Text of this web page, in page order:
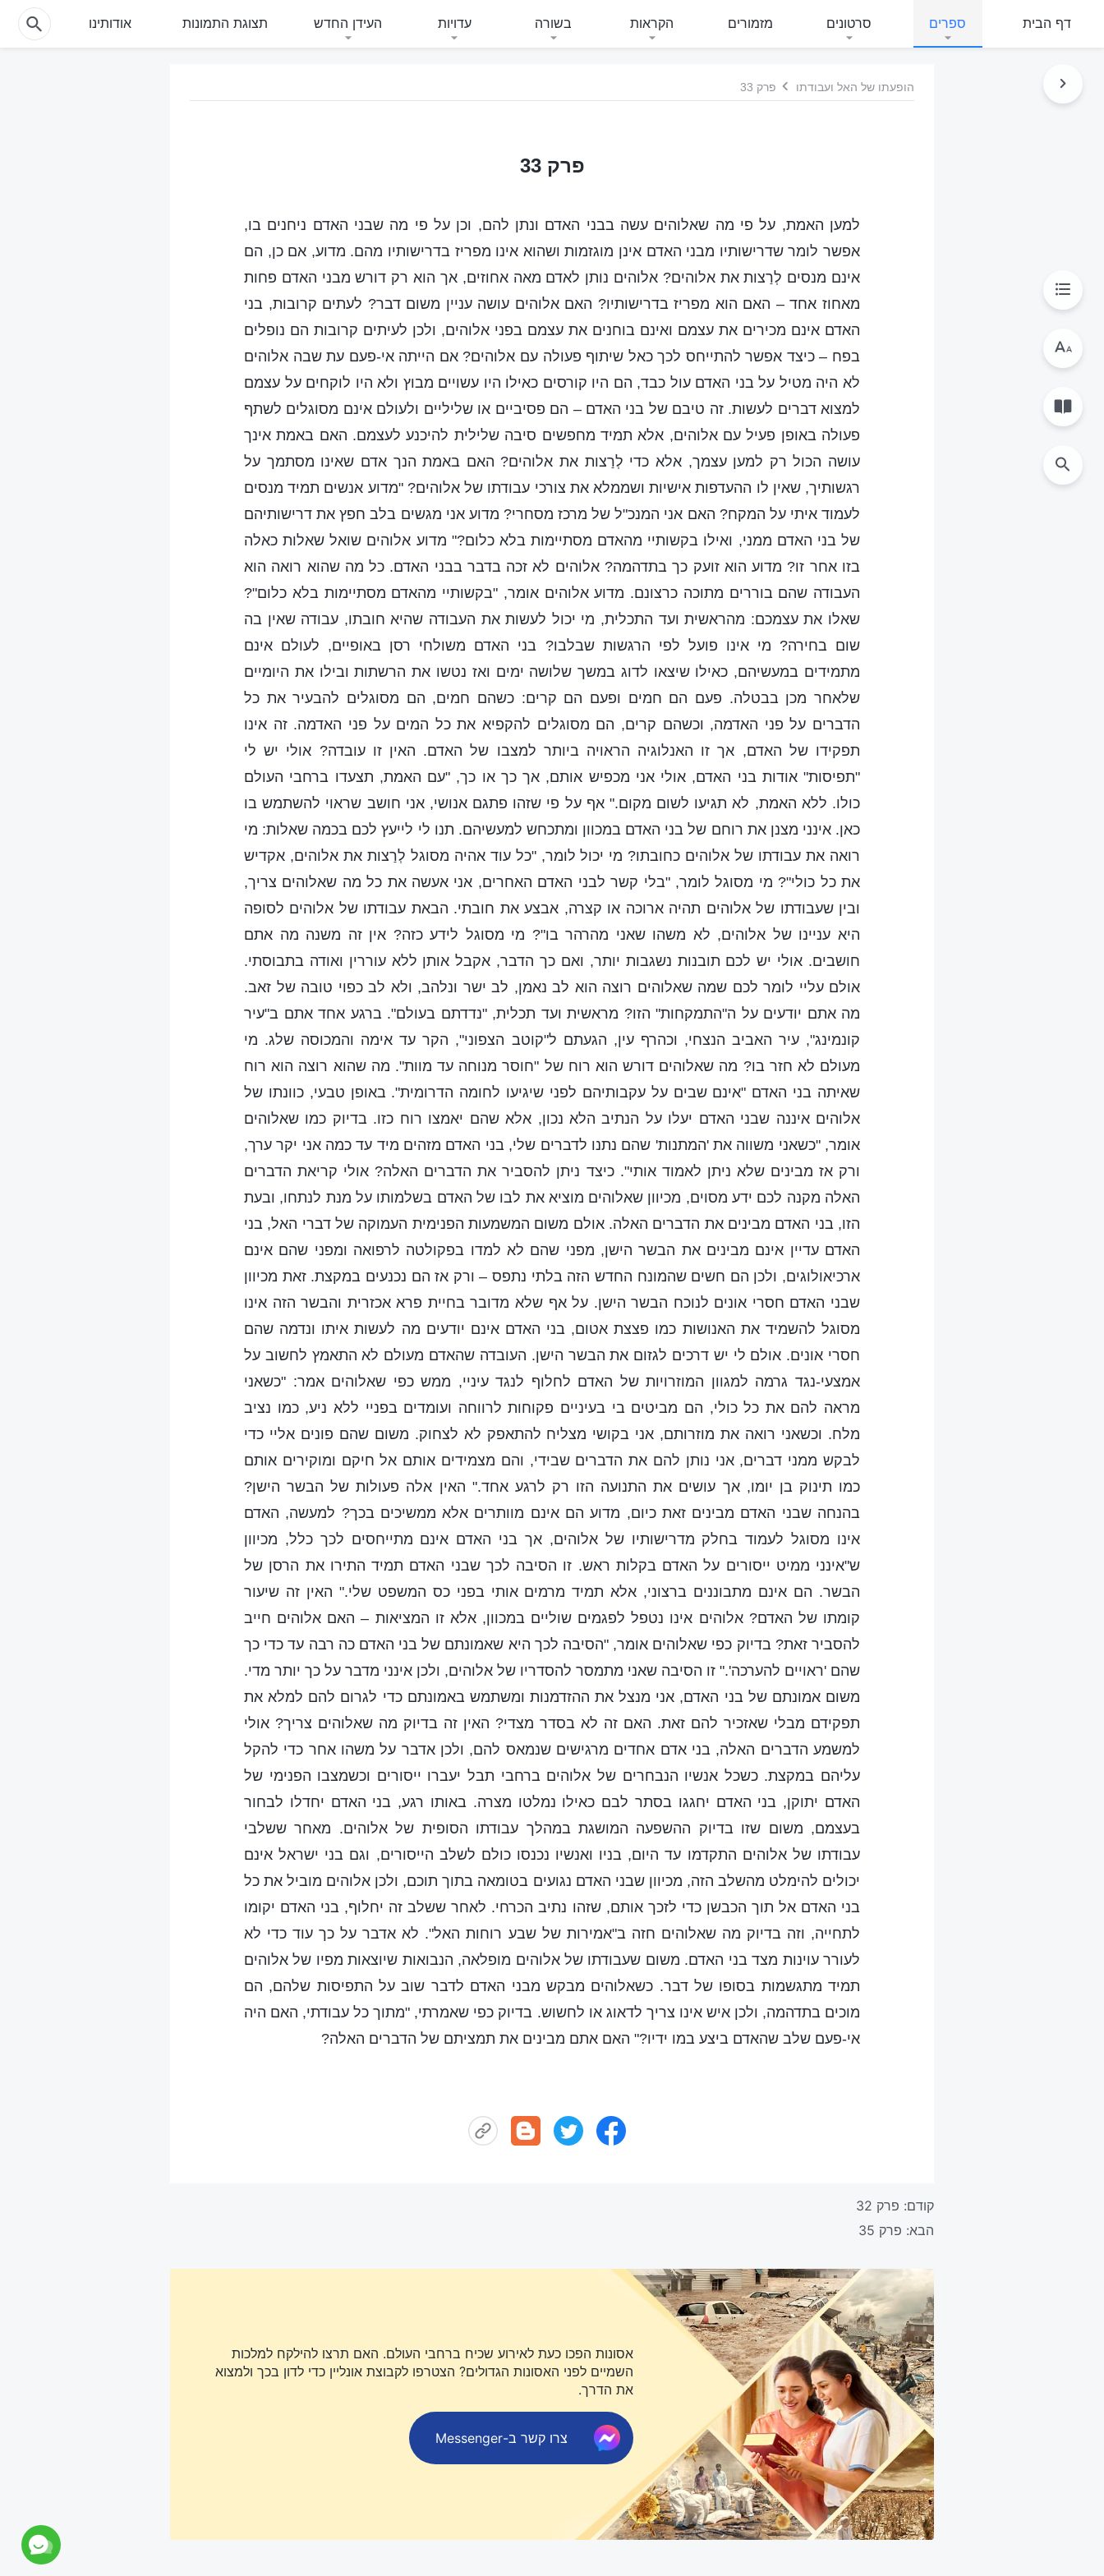
דף הבית ספרים סרטונים מזמורים הקראות בשורה עדויות העידן החדש תצוגת התמונות אודותינו
הופעתו של האל ועבודתו פרק 33
פרק 33
למען האמת, על פי מה שאלוהים עשה בבני האדם ונתן להם, וכן על פי מה שבני האדם ניחנים בו,
אפשר לומר שדרישותיו מבני האדם אינן מוגזמות ושהוא אינו מפריז בדרישותיו מהם. מדוע, אם כן, הם
אינם מנסים לְרַצות את אלוהים? אלוהים נותן לאדם מאה אחוזים, אך הוא רק דורש מבני האדם פחות
מאחוז אחד – האם הוא מפריז בדרישותיו? האם אלוהים עושה עניין משום דבר? לעתים קרובות, בני
האדם אינם מכירים את עצמם ואינם בוחנים את עצמם בפני אלוהים, ולכן לעיתים קרובות הם נופלים
בפח – כיצד אפשר להתייחס לכך כאל שיתוף פעולה עם אלוהים? אם הייתה אי-פעם עת שבה אלוהים
לא היה מטיל על בני האדם עול כבד, הם היו קורסים כאילו היו עשויים מבוץ ולא היו לוקחים על עצמם
למצוא דברים לעשות. זה טיבם של בני האדם – הם פסיביים או שליליים ולעולם אינם מסוגלים לשתף
פעולה באופן פעיל עם אלוהים, אלא תמיד מחפשים סיבה שלילית להיכנע לעצמם. האם באמת אינך
עושה הכול רק למען עצמך, אלא כדי לְרַצות את אלוהים? האם באמת הנך אדם שאינו מסתמך על
רגשותיך, שאין לו ההעדפות אישיות ושממלא את צורכי עבודתו של אלוהים? "מדוע אנשים תמיד מנסים
לעמוד איתי על המקח? האם אני המנכ"ל של מרכז מסחרי? מדוע אני מגשים בלב חפץ את דרישותיהם
של בני האדם ממני, ואילו בקשותיי מהאדם מסתיימות בלא כלום?" מדוע אלוהים שואל שאלות כאלה
בזו אחר זו? מדוע הוא זועק כך בתדהמה? אלוהים לא זכה בדבר בבני האדם. כל מה שהוא רואה הוא
העבודה שהם בוררים מתוכה כרצונם. מדוע אלוהים אומר, "בקשותיי מהאדם מסתיימות בלא כלום"?
שאלו את עצמכם: מהראשית ועד התכלית, מי יכול לעשות את העבודה שהיא חובתו, עבודה שאין בה
שום בחירה? מי אינו פועל לפי הרגשות שבלבו? בני האדם משולחי רסן באופיים, לעולם אינם
מתמידים במעשיהם, כאילו שיצאו לדוג במשך שלושה ימים ואז נטשו את הרשתות ובילו את היומיים
שלאחר מכן בבטלה. פעם הם חמים ופעם הם קרים: כשהם חמים, הם מסוגלים להבעיר את כל
הדברים על פני האדמה, וכשהם קרים, הם מסוגלים להקפיא את כל המים על פני האדמה. זה אינו
תפקידו של האדם, אך זו האנלוגיה הראויה ביותר למצבו של האדם. האין זו עובדה? אולי יש לי
"תפיסות" אודות בני האדם, אולי אני מכפיש אותם, אך כך או כך, "עם האמת, תצעדו ברחבי העולם
כולו. ללא האמת, לא תגיעו לשום מקום." אף על פי שזהו פתגם אנושי, אני חושב שראוי להשתמש בו
כאן. אינני מצנן את רוחם של בני האדם במכוון ומתכחש למעשיהם. תנו לי לייעץ לכם בכמה שאלות: מי
רואה את עבודתו של אלוהים כחובתו? מי יכול לומר, "כל עוד אהיה מסוגל לְרַצות את אלוהים, אקדיש
את כל כולי"? מי מסוגל לומר, "בלי קשר לבני האדם האחרים, אני אעשה את כל מה שאלוהים צריך,
ובין שעבודתו של אלוהים תהיה ארוכה או קצרה, אבצע את חובתי. הבאת עבודתו של אלוהים לסופה
היא עניינו של אלוהים, לא משהו שאני מהרהר בו"? מי מסוגל לידע כזה? אין זה משנה מה אתם
חושבים. אולי יש לכם תובנות נשגבות יותר, ואם כך הדבר, אקבל אותן ללא עוררין ואודה בתבוסתי.
אולם עליי לומר לכם שמה שאלוהים רוצה הוא לב נאמן, לב ישר ונלהב, ולא לב כפוי טובה של זאב.
מה אתם יודעים על ה"התמקחות" הזו? מראשית ועד תכלית, "נדדתם בעולם". ברגע אחד אתם ב"עיר
קונמינג", עיר האביב הנצחי, וכהרף עין, הגעתם ל"קוטב הצפוני", הקר עד אימה והמכוסה שלג. מי
מעולם לא חזר בו? מה שאלוהים דורש הוא רוח של "חוסר מנוחה עד מוות". מה שהוא רוצה הוא רוח
שאיתה בני האדם "אינם שבים על עקבותיהם לפני שיגיעו לחומה הדרומית". באופן טבעי, כוונתו של
אלוהים איננה שבני האדם יעלו על הנתיב הלא נכון, אלא שהם יאמצו רוח כזו. בדיוק כמו שאלוהים
אומר, "כשאני משווה את 'המתנות' שהם נתנו לדברים שלי, בני האדם מזהים מיד עד כמה אני יקר ערך,
ורק אז מבינים שלא ניתן לאמוד אותי". כיצד ניתן להסביר את הדברים האלה? אולי קריאת הדברים
האלה מקנה לכם ידע מסוים, מכיוון שאלוהים מוציא את לבו של האדם בשלמותו על מנת לנתחו, ובעת
הזו, בני האדם מבינים את הדברים האלה. אולם משום המשמעות הפנימית העמוקה של דברי האל, בני
האדם עדיין אינם מבינים את הבשר הישן, מפני שהם לא למדו בפקולטה לרפואה ומפני שהם אינם
ארכיאולוגים, ולכן הם חשים שהמונח החדש הזה בלתי נתפס – ורק אז הם נכנעים במקצת. זאת מכיוון
שבני האדם חסרי אונים לנוכח הבשר הישן. על אף שלא מדובר בחיית פרא אכזרית והבשר הזה אינו
מסוגל להשמיד את האנושות כמו פצצת אטום, בני האדם אינם יודעים מה לעשות איתו ונדמה שהם
חסרי אונים. אולם לי יש דרכים לגזום את הבשר הישן. העובדה שהאדם מעולם לא התאמץ לחשוב על
אמצעי-נגד גרמה למגוון המוזרויות של האדם לחלוף לנגד עיניי, ממש כפי שאלוהים אמר: "כשאני
מראה להם את כל כולי, הם מביטים בי בעיניים פקוחות לרווחה ועומדים בפניי ללא ניע, כמו נציב
מלח. וכשאני רואה את מוזרותם, אני בקושי מצליח להתאפק לא לצחוק. משום שהם פונים אליי כדי
לבקש ממני דברים, אני נותן להם את הדברים שבידי, והם מצמידים אותם אל חיקם ומוקירים אותם
כמו תינוק בן יומו, אך עושים את התנועה הזו רק לרגע אחד." האין אלה פעולות של הבשר הישן?
בהנחה שבני האדם מבינים זאת כיום, מדוע הם אינם מוותרים אלא ממשיכים בכך? למעשה, האדם
אינו מסוגל לעמוד בחלק מדרישותיו של אלוהים, אך בני האדם אינם מתייחסים לכך כלל, מכיוון
ש"אינני ממיט ייסורים על האדם בקלות ראש. זו הסיבה לכך שבני האדם תמיד התירו את הרסן של
הבשר. הם אינם מתבוננים ברצוני, אלא תמיד מרמים אותי בפני כס המשפט שלי." האין זה שיעור
קומתו של האדם? אלוהים אינו נטפל לפגמים שוליים במכוון, אלא זו המציאות – האם אלוהים חייב
להסביר זאת? בדיוק כפי שאלוהים אומר, "הסיבה לכך היא שאמונתם של בני האדם כה רבה עד כדי כך
שהם 'ראויים להערכה'." זו הסיבה שאני מתמסר להסדריו של אלוהים, ולכן אינני מדבר על כך יותר מדי.
משום אמונתם של בני האדם, אני מנצל את ההזדמנות ומשתמש באמונתם כדי לגרום להם למלא את
תפקידם מבלי שאזכיר להם זאת. האם זה לא בסדר מצדי? האין זה בדיוק מה שאלוהים צריך? אולי
למשמע הדברים האלה, בני אדם אחדים מרגישים שנמאס להם, ולכן אדבר על משהו אחר כדי להקל
עליהם במקצת. כשכל אנשיו הנבחרים של אלוהים ברחבי תבל יעברו ייסורים וכשמצבו הפנימי של
האדם יתוקן, בני האדם יחגגו בסתר לבם כאילו נמלטו מצרה. באותו רגע, בני האדם יחדלו לבחור
בעצמם, משום שזו בדיוק ההשפעה המושגת במהלך עבודתו הסופית של אלוהים. מאחר ששלבי
עבודתו של אלוהים התקדמו עד היום, בניו ואנשיו נכנסו כולם לשלב הייסורים, וגם בני ישראל אינם
יכולים להימלט מהשלב הזה, מכיוון שבני האדם נגועים בטומאה בתוך תוכם, ולכן אלוהים מוביל את כל
בני האדם אל תוך הכבשן כדי לזכך אותם, שזהו נתיב הכרחי. לאחר ששלב זה יחלוף, בני האדם יקומו
לתחייה, וזה בדיוק מה שאלוהים חזה ב"אמירות של שבע רוחות האל". לא אדבר על כך עוד כדי לא
לעורר עוינות מצד בני האדם. משום שעבודתו של אלוהים מופלאה, הנבואות שיוצאות מפיו של אלוהים
תמיד מתגשמות בסופו של דבר. כשאלוהים מבקש מבני האדם לדבר שוב על התפיסות שלהם, הם
מוכים בתדהמה, ולכן איש אינו צריך לדאוג או לחשוש. בדיוק כפי שאמרתי, "מתוך כל עבודתי, האם היה
אי-פעם שלב שהאדם ביצע במו ידיו?" האם אתם מבינים את תמציתם של הדברים האלה?
קודם: פרק 32
הבא: פרק 35
אסונות הפכו כעת לאירוע שכיח ברחבי העולם. האם תרצו להילקח למלכות
השמיים לפני האסונות הגדולים? הצטרפו לקבוצת אונליין כדי לדון בכך ולמצוא
את הדרך.
צרו קשר ב-Messenger